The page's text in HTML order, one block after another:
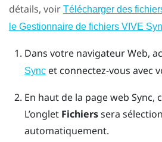
détails, voir Télécharger des
le Gestionnaire de fichiers VIVE
Dans votre navigateur Web,
Syncet connectez-vous avec
En haut de la page web Sync,
L’onglet Fichierssera
automatiquement.